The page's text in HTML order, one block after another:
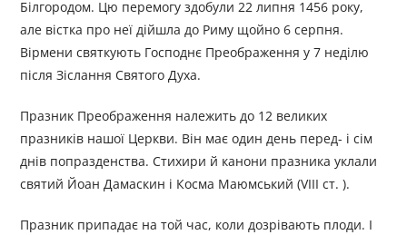
Білгородом. Цю перемогу здобули 22 липня 1456 року,
але вістка про неї дійшла до Риму щойно 6 серпня.
Вірмени святкують Господнє Преображення у 7 неділю
після Зіслання Святого Духа.
Празник Преображення належить до 12 великих
празників нашої Церкви. Він має один день перед- і сім
днів попразденства. Стихири й канони празника уклали
святий Йоан Дамаскин і Косма Маюмський (VIII ст. ).
Празник припадає на той час, коли дозрівають плоди. І